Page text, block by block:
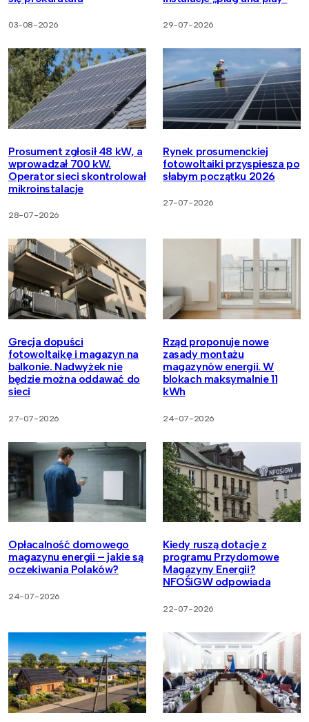
03-08-2026 29-07-2026
Prosument zgłosił 48 kW, a
wprowadzał 700 kW.
Operator sieci skontrolował
mikroinstalacje
28-07-2026
Rynek prosumenckiej
fotowoltaiki przyspiesza po
słabym początku 2026
27-07-2026
Grecja dopuści
fotowoltaikę i magazyn na
balkonie. Nadwyżek nie
będzie można oddawać do
sieci
27-07-2026
Rząd proponuje nowe
zasady montażu
magazynów energii. W
blokach maksymalnie 11
kWh
24-07-2026
Opłacalność domowego
magazynu energii – jakie są
oczekiwania Polaków?
24-07-2026
Kiedy ruszą dotacje z
programu Przydomowe
Magazyny Energii?
NFOŚiGW odpowiada
22-07-2026